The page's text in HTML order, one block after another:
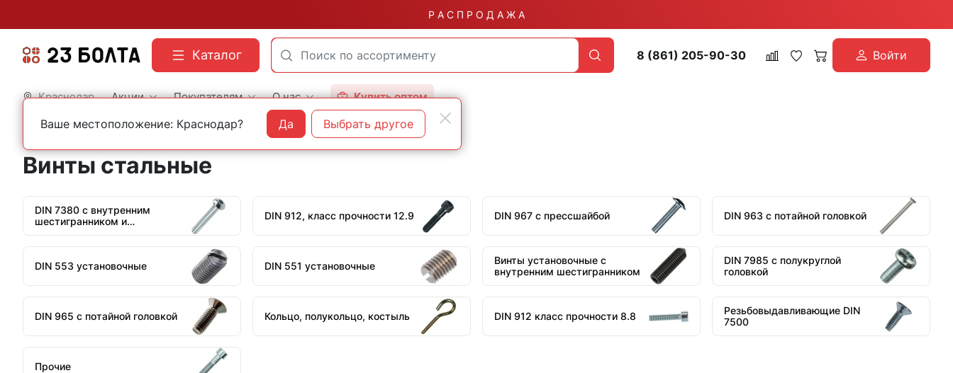
Р А С П Р О Д А Ж А
Каталог 8 (861) 205-90-30 Войти
Краснодар Акции Покупателям О нас Купить оптом
Главная Строительный крепеж Винты
Винты стальные
DIN 7380 с внутренним
шестигранником и
DIN 912, класс прочности 12.9 DIN 967 с прессшайбой DIN 963 с потайной головкой
DIN 553 установочные DIN 551 установочные
Винты установочные с
внутренним шестигранником
DIN 7985 c полукруглой
головкой
DIN 965 с потайной головкой Кольцо, полукольцо, костыль DIN 912 класс прочности 8.8
Резьбовыдавливающие DIN
7500
Прочие
Ваше местоположение: Краснодар? Да Выбрать другое